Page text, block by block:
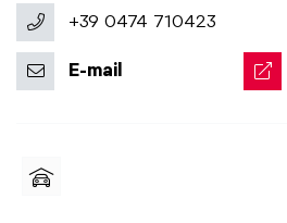
+39 0474 710423
E-mail